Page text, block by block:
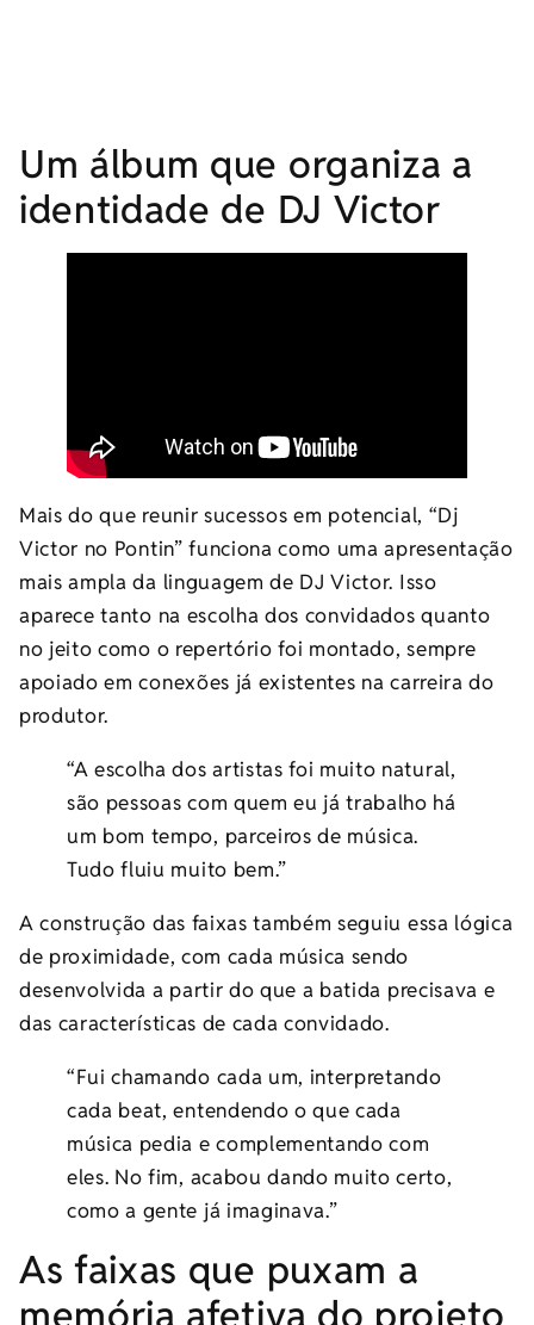
Um álbum que organiza a
identidade de DJ Victor
Mais do que reunir sucessos em potencial, “Dj
Victor no Pontin” funciona como uma apresentação
mais ampla da linguagem de DJ Victor. Isso
aparece tanto na escolha dos convidados quanto
no jeito como o repertório foi montado, sempre
apoiado em conexões já existentes na carreira do
produtor.
“A escolha dos artistas foi muito natural,
são pessoas com quem eu já trabalho há
um bom tempo, parceiros de música.
Tudo fluiu muito bem.”
A construção das faixas também seguiu essa lógica
de proximidade, com cada música sendo
desenvolvida a partir do que a batida precisava e
das características de cada convidado.
“Fui chamando cada um, interpretando
cada beat, entendendo o que cada
música pedia e complementando com
eles. No fim, acabou dando muito certo,
como a gente já imaginava.”
As faixas que puxam a
memória afetiva do projeto